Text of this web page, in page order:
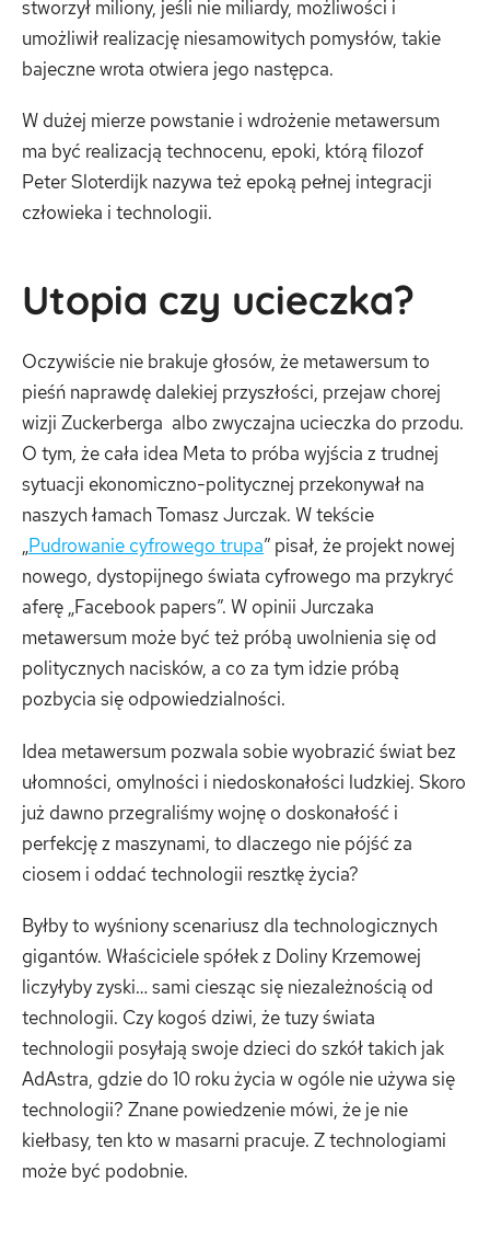
stworzył miliony, jeśli nie miliardy, możliwości i
umożliwił realizację niesamowitych pomysłów, takie
bajeczne wrota otwiera jego następca.
W dużej mierze powstanie i wdrożenie metawersum
ma być realizacją technocenu, epoki, którą filozof
Peter Sloterdijk nazywa też epoką pełnej integracji
człowieka i technologii.
Utopia czy ucieczka?
Oczywiście nie brakuje głosów, że metawersum to
pieśń naprawdę dalekiej przyszłości, przejaw chorej
wizji Zuckerberga albo zwyczajna ucieczka do przodu.
O tym, że cała idea Meta to próba wyjścia z trudnej
sytuacji ekonomiczno-politycznej przekonywał na
naszych łamach Tomasz Jurczak. W tekście
„Pudrowanie cyfrowego trupa” pisał, że projekt nowej
nowego, dystopijnego świata cyfrowego ma przykryć
aferę „Facebook papers”. W opinii Jurczaka
metawersum może być też próbą uwolnienia się od
politycznych nacisków, a co za tym idzie próbą
pozbycia się odpowiedzialności.
Idea metawersum pozwala sobie wyobrazić świat bez
ułomności, omylności i niedoskonałości ludzkiej. Skoro
już dawno przegraliśmy wojnę o doskonałość i
perfekcję z maszynami, to dlaczego nie pójść za
ciosem i oddać technologii resztkę życia?
Byłby to wyśniony scenariusz dla technologicznych
gigantów. Właściciele spółek z Doliny Krzemowej
liczyłyby zyski… sami ciesząc się niezależnością od
technologii. Czy kogoś dziwi, że tuzy świata
technologii posyłają swoje dzieci do szkół takich jak
AdAstra, gdzie do 10 roku życia w ogóle nie używa się
technologii? Znane powiedzenie mówi, że je nie
kiełbasy, ten kto w masarni pracuje. Z technologiami
może być podobnie.